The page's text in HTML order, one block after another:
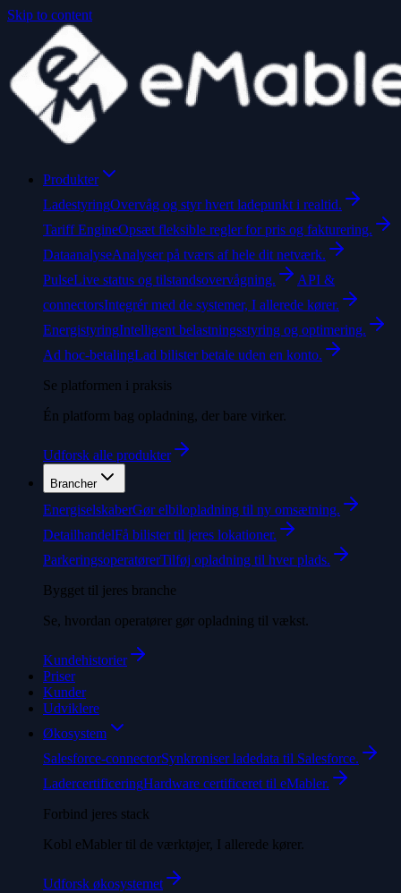
Skip to content
Produkter
LadestyringOvervåg og styr hvert ladepunkt i realtid.
Tariff EngineOpsæt fleksible regler for pris og fakturering.
DataanalyseAnalyser på tværs af hele dit netværk.
PulseLive status og tilstandsovervågning.
API &
connectorsIntegrér med de systemer, I allerede kører.
EnergistyringIntelligent belastningsstyring og optimering.
Ad hoc-betalingLad bilister betale uden en konto.
Se platformen i praksis
Én platform bag opladning, der bare virker.
Udforsk alle produkter
Brancher
EnergiselskaberGør elbilopladning til ny omsætning.
DetailhandelFå bilister til jeres lokationer.
ParkeringsoperatørerTilføj opladning til hver plads.
Bygget til jeres branche
Se, hvordan operatører gør opladning til vækst.
Kundehistorier
Priser
Kunder
Udviklere
Økosystem
Salesforce-connectorSynkroniser ladedata til Salesforce.
LadercertificeringHardware certificeret til eMabler.
Forbind jeres stack
Kobl eMabler til de værktøjer, I allerede kører.
Udforsk økosystemet